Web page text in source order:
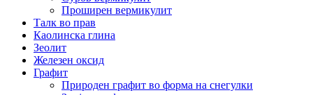
Проширен вермикулит
Талк во прав
Каолинска глина
Зеолит
Железен оксид
Графит
Природен графит во форма на снегулки